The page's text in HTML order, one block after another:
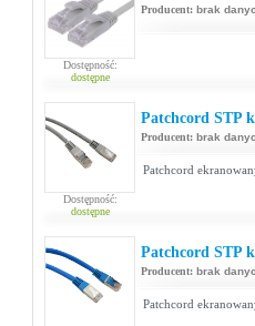
Dostępność:
dostępne
Producent: brak
Dostępność:
dostępne
Patchcord STP
Producent: brak
Patchcord
Patchcord STP
Producent: brak
Patchcord